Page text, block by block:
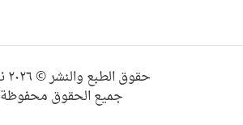
حقوق الطبع والنشر © ٢٠٢٦ نجوى
جميع الحقوق محفوظة